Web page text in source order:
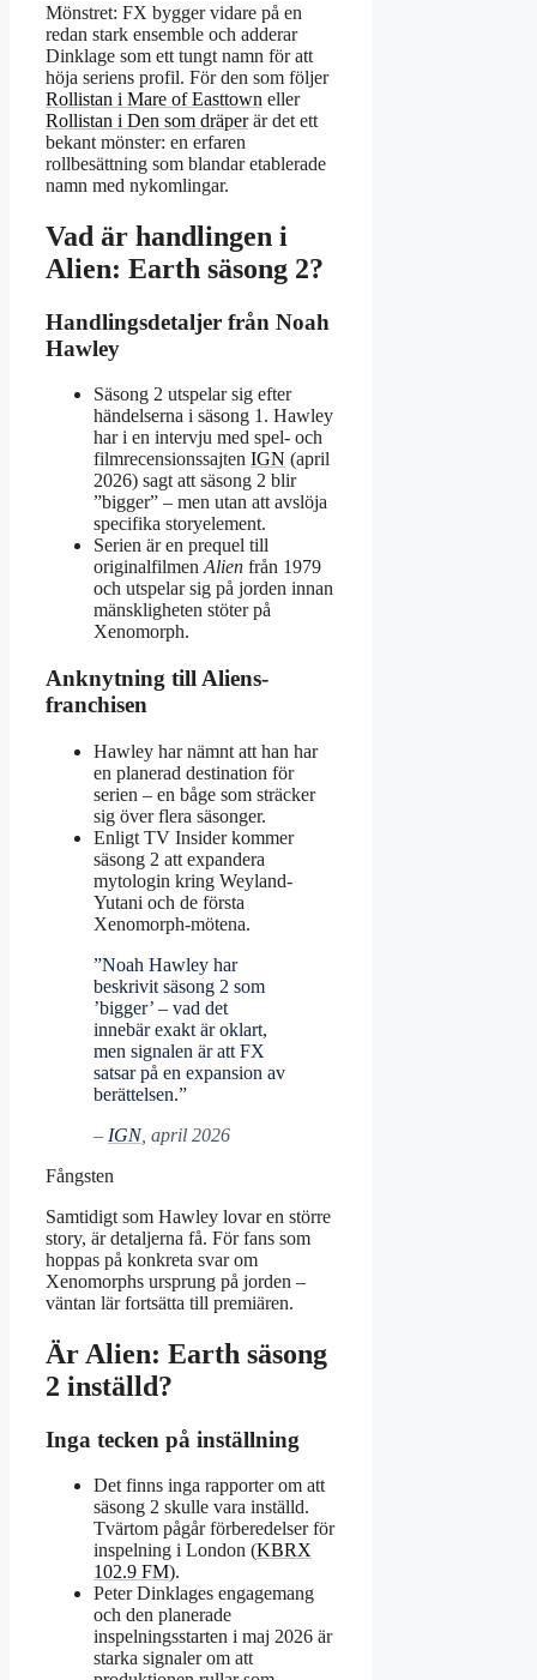
Mönstret: FX bygger vidare på en
redan stark ensemble och adderar
Dinklage som ett tungt namn för att
höja seriens profil. För den som följer
Rollistan i Mare of Easttown eller
Rollistan i Den som dräperär det ett
bekant mönster: en erfaren
rollbesättning som blandar etablerade
namn med nykomlingar.
Vad är handlingen i
Alien: Earth säsong 2?
Handlingsdetaljer från Noah
Hawley
Säsong 2 utspelar sig efter
händelserna i säsong 1. Hawley
har i en intervju med spel- och
filmrecensionssajten IGN (april
2026) sagt att säsong 2 blir
”bigger” – men utan att avslöja
specifika storyelement.
Serien är en prequel till
originalfilmen Alien från 1979
och utspelar sig på jorden innan
mänskligheten stöter på
Xenomorph.
Anknytning till Aliens-
franchisen
Hawley har nämnt att han har
en planerad destination för
serien – en båge som sträcker
sig över flera säsonger.
Enligt TV Insider kommer
säsong 2 att expandera
mytologin kring Weyland-
Yutani och de första
Xenomorph-mötena.
”Noah Hawley har
beskrivit säsong 2 som
’bigger’ – vad det
innebär exakt är oklart,
men signalen är att FX
satsar på en expansion av
berättelsen.”
– IGN, april 2026
Fångsten
Samtidigt som Hawley lovar en större
story, är detaljerna få. För fans som
hoppas på konkreta svar om
Xenomorphs ursprung på jorden –
väntan lär fortsätta till premiären.
Är Alien: Earth säsong
2 inställd?
Inga tecken på inställning
Det finns inga rapporter om att
säsong 2 skulle vara inställd.
Tvärtom pågår förberedelser för
inspelning i London (KBRX
102.9 FM).
Peter Dinklages engagemang
och den planerade
inspelningsstarten i maj 2026 är
starka signaler om att